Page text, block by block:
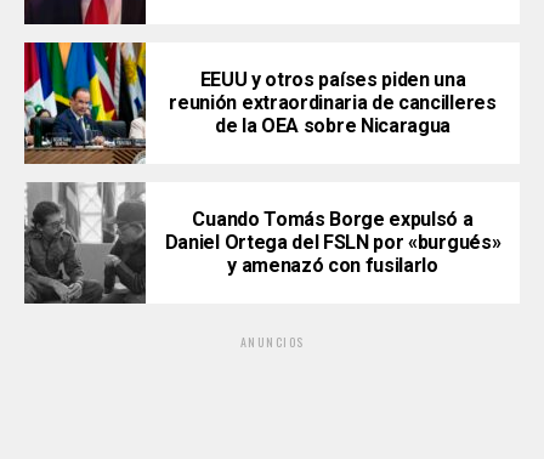
EEUU y otros países piden una
reunión extraordinaria de cancilleres
de la OEA sobre Nicaragua
Cuando Tomás Borge expulsó a
Daniel Ortega del FSLN por «burgués»
y amenazó con fusilarlo
ANUNCIOS